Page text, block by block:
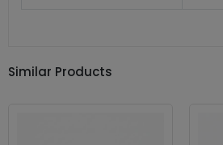
Similar Products